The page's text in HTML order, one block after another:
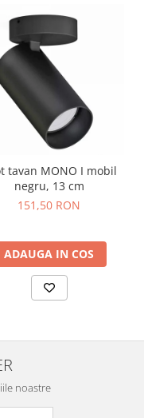
tavan MONO I mobil
negru, 13 cm
151,50 RON
ADAUGA IN COS
noastre